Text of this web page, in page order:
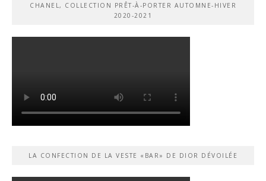
CHANEL, COLLECTION PRÊT-À-PORTER AUTOMNE-HIVER
2020-2021
LA CONFECTION DE LA VESTE «BAR» DE DIOR DÉVOILÉE